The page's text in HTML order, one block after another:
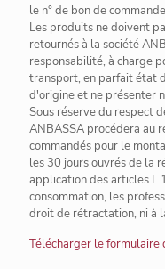
le n° de bon de
Les produits ne doivent
retournés à la société
responsabilité, à charge
transport, en parfait état
d'origine et ne présenter
Sous réserve du respect
ANBASSA procédera au
commandés pour le
les 30 jours ouvrés de la
application des articles L
consommation, les
droit de rétractation, ni à
Télécharger le formulaire